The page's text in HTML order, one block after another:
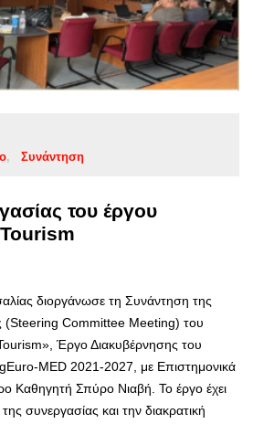
Συνάντηση
του έργου
διοργάνωσε τη Συνάντηση της
(Steering Committee Meeting) του
Έργο Διακυβέρνησης του
MED 2021-2027, με Επιστημονικά
Καθηγητή Σπύρο Νιαβή. Το έργο έχει
συνεργασίας και την διακρατική